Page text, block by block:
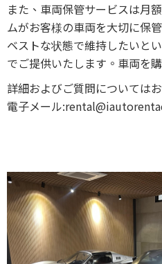
また、車両保管サービスは月
ムがお客様の車両を大切に保
ベストな状態で維持したいと
でご提供いたします。車両を
詳細およびご質問については
電子メール